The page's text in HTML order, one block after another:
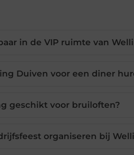
in de VIP ruimte van
Duiven voor een diner
geschikt voor bruiloften?
organiseren bij